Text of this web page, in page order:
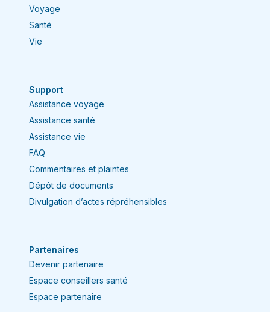
Voyage
Santé
Vie
Support
Assistance voyage
Assistance santé
Assistance vie
FAQ
Commentaires et plaintes
Dépôt de documents
Divulgation d’actes répréhensibles
Partenaires
Devenir partenaire
Espace conseillers santé
Espace partenaire